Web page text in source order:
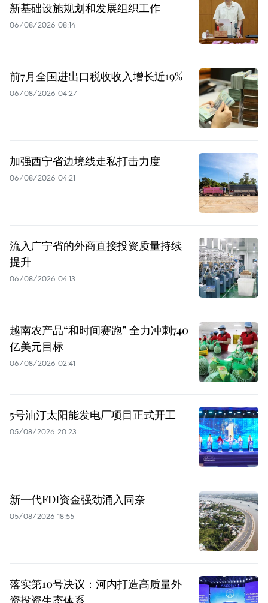
新基础设施规划和发展组织工作
06/08/2026 08:14
前7月全国进出口税收收入增长近19%
06/08/2026 04:27
加强西宁省边境线走私打击力度
06/08/2026 04:21
流入广宁省的外商直接投资质量持续
提升
06/08/2026 04:13
越南农产品“和时间赛跑” 全力冲刺740
亿美元目标
06/08/2026 02:41
5号油汀太阳能发电厂项目正式开工
05/08/2026 20:23
新一代FDI资金强劲涌入同奈
05/08/2026 18:55
落实第10号决议：河内打造高质量外